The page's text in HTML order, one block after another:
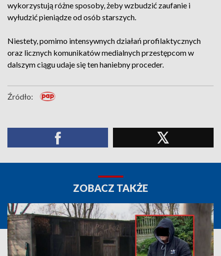
wykorzystują różne sposoby, żeby wzbudzić zaufanie i
wyłudzić pieniądze od osób starszych.
Niestety, pomimo intensywnych działań profilaktycznych
oraz licznych komunikatów medialnych przestępcom w
dalszym ciągu udaje się ten haniebny proceder.
Źródło:
ZOBACZ TAKŻE